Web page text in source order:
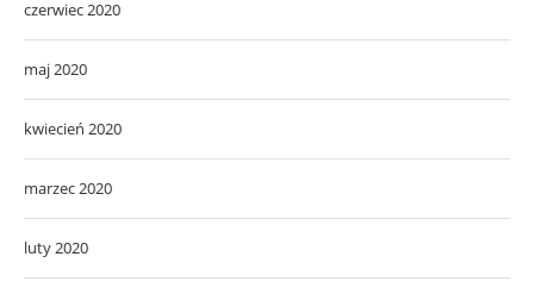
czerwiec 2020
maj 2020
kwiecień 2020
marzec 2020
luty 2020